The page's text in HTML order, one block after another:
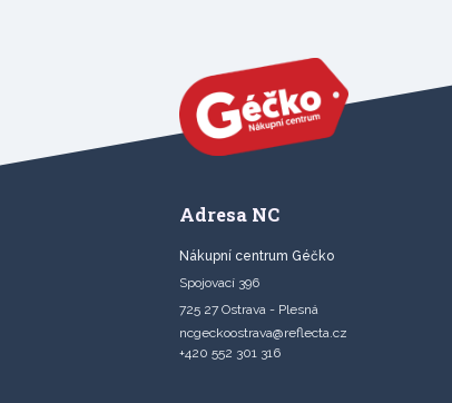
Adresa NC
Nákupní centrum Géčko
Spojovací 396
725 27 Ostrava - Plesná
ncgeckoostrava@reflecta.cz
+420 552 301 316